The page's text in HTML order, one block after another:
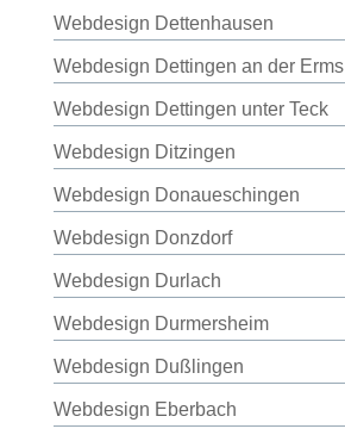
Webdesign Dettenhausen
Webdesign Dettingen an der Erms
Webdesign Dettingen unter Teck
Webdesign Ditzingen
Webdesign Donaueschingen
Webdesign Donzdorf
Webdesign Durlach
Webdesign Durmersheim
Webdesign Dußlingen
Webdesign Eberbach